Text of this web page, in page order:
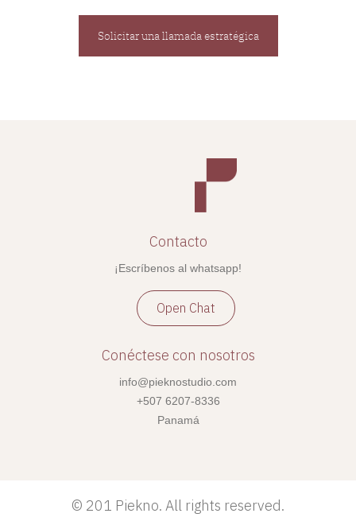
Solicitar una llamada estratégica
Contacto
¡Escríbenos al whatsapp!
Open Chat
Conéctese con nosotros
info@pieknostudio.com
+507 6207-8336
Panamá
© 201 Piekno. All rights reserved.